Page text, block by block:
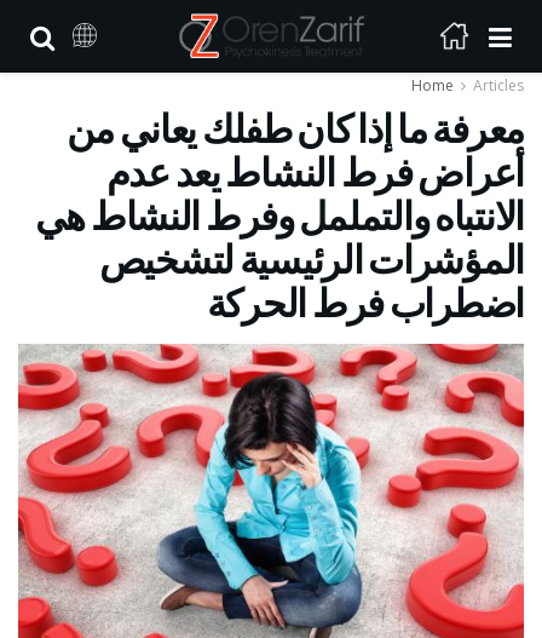
Home Articles
معرفة ما إذا كان طفلك يعاني من
أعراض فرط النشاط يعد عدم
الانتباه والتململ وفرط النشاط هي
المؤشرات الرئيسية لتشخيص
اضطراب فرط الحركة